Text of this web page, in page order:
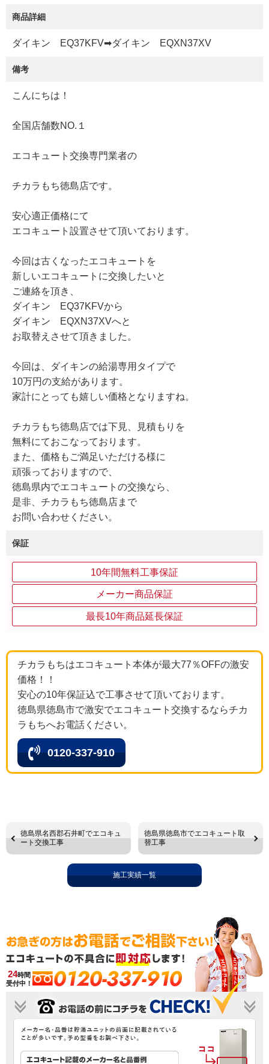
商品詳細
ダイキン EQ37KFV➡ダイキン EQXN37XV
備考
こんにちは！
全国店舗数NO.１
エコキュート交換専門業者の
チカラもち徳島店です。
安心適正価格にて
エコキュート設置させて頂いております。
今回は古くなったエコキュートを
新しいエコキュートに交換したいと
ご連絡を頂き、
ダイキン EQ37KFVから
ダイキン EQXN37XVへと
お取替えさせて頂きました。
今回は、ダイキンの給湯専用タイプで
10万円の支給があります。
家計にとっても嬉しい価格となりますね。
チカラもち徳島店では下見、見積もりを
無料にておこなっております。
また、価格もご満足いただける様に
頑張っておりますので、
徳島県内でエコキュートの交換なら、
是非、チカラもち徳島店まで
お問い合わせください。
保証
10年間無料工事保証
メーカー商品保証
最長10年商品延長保証
チカラもちはエコキュート本体が最大77％OFFの激安
価格！！
安心の10年保証込で工事させて頂いております。
徳島県徳島市で激安でエコキュート交換するならチカ
ラもちへお電話ください。
0120-337-910
徳島県名西郡石井町でエコキュ
ート交換工事
徳島県徳島市でエコキュート取
替工事
施工実績一覧
24時間
受付中！
0120-337-910